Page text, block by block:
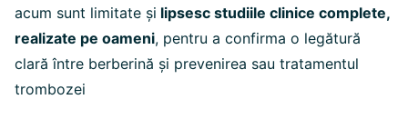
acum sunt limitate și lipsesc studiile clinice complete,
realizate pe oameni, pentru a confirma o legătură
clară între berberină și prevenirea sau tratamentul
trombozei